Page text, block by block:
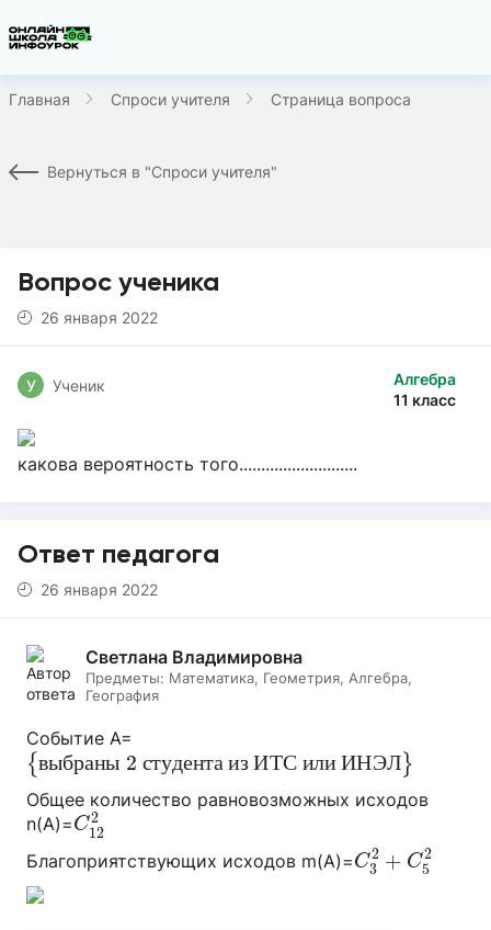
Главная Спроси учителя Страница вопроса
Вернуться в "Спроси учителя"
Вопрос ученика
26 января 2022
Алгебра
11 класс
У Ученик
какова вероятность того...........................
Ответ педагога
26 января 2022
Светлана Владимировна
Предметы: Математика, Геометрия, Алгебра,
География
Событие А=
{выбраны 2 студента из ИТС илиИНЭЛ}
{выбран ы из И или ИН
Общее количество равновозможных исходов
n(A)=C2
12
C122
Благоприятствующих исходов m(A)=C2
3 + C2
5
C3 2 +C5